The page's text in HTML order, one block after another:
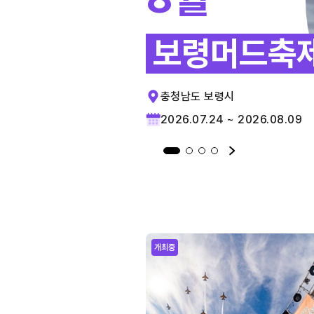
보령머드축
충청남도 보령시
2026.07.24 ~ 2026.08.09
개최중